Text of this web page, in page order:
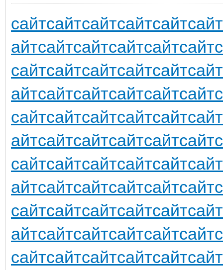
сайтсайтсайтсайтсайтсайт
айтсайтсайтсайтсайтсайт
сайтсайтсайтсайтсайтсайт
айтсайтсайтсайтсайтсайт
сайтсайтсайтсайтсайтсайт
айтсайтсайтсайтсайтсайт
сайтсайтсайтсайтсайтсайт
айтсайтсайтсайтсайтсайт
сайтсайтсайтсайтсайтсайт
айтсайтсайтсайтсайтсайт
сайтсайтсайтсайтсайтсайт